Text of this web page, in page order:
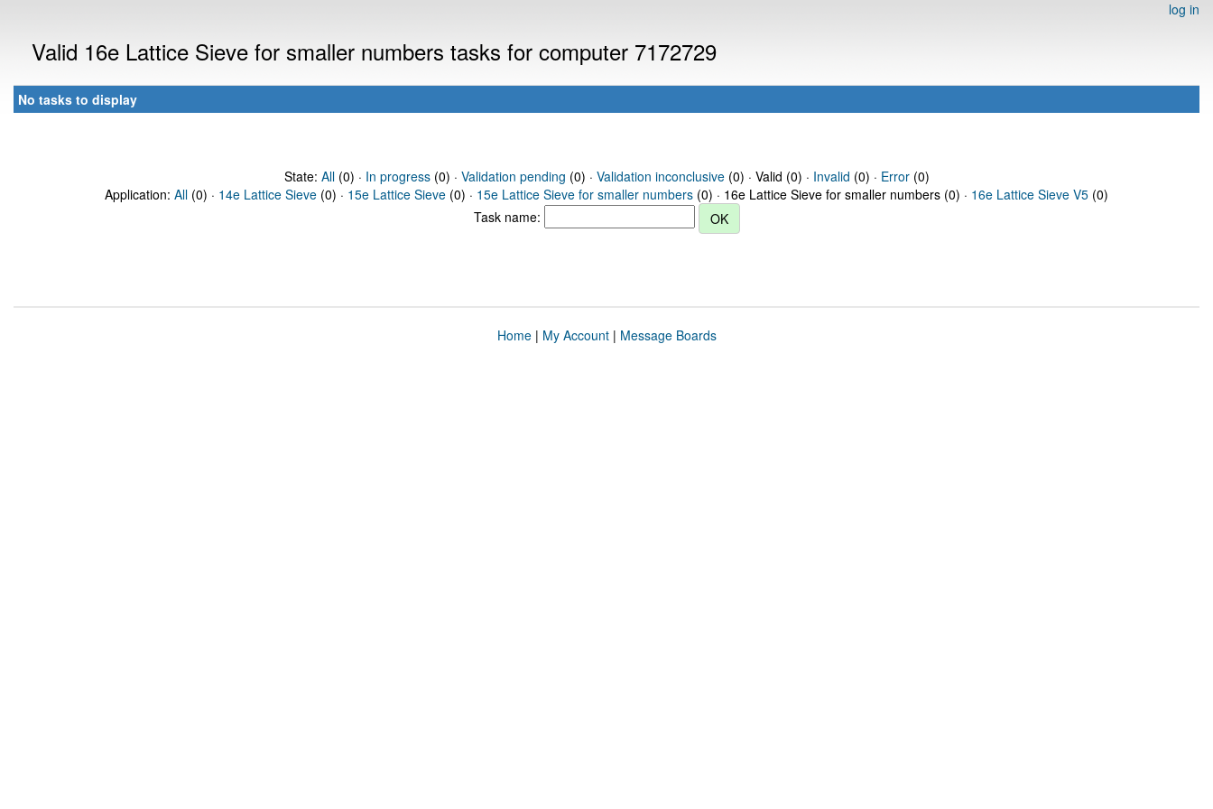
log in
Valid 16e Lattice Sieve for smaller numbers tasks for computer 7172729
No tasks to display
State: All(0) · In progress(0) · Validation pending (0) · Validation inconclusive(0) · Valid (0) · Invalid (0) · Error(0)
Application: All (0) · 14e Lattice Sieve (0) · 15e Lattice Sieve (0) · 15e Lattice Sieve for smaller numbers (0) · 16e Lattice Sieve for smaller numbers (0) · 16e Lattice Sieve V5 (0)
Task name:
Home| My Account| Message Boards